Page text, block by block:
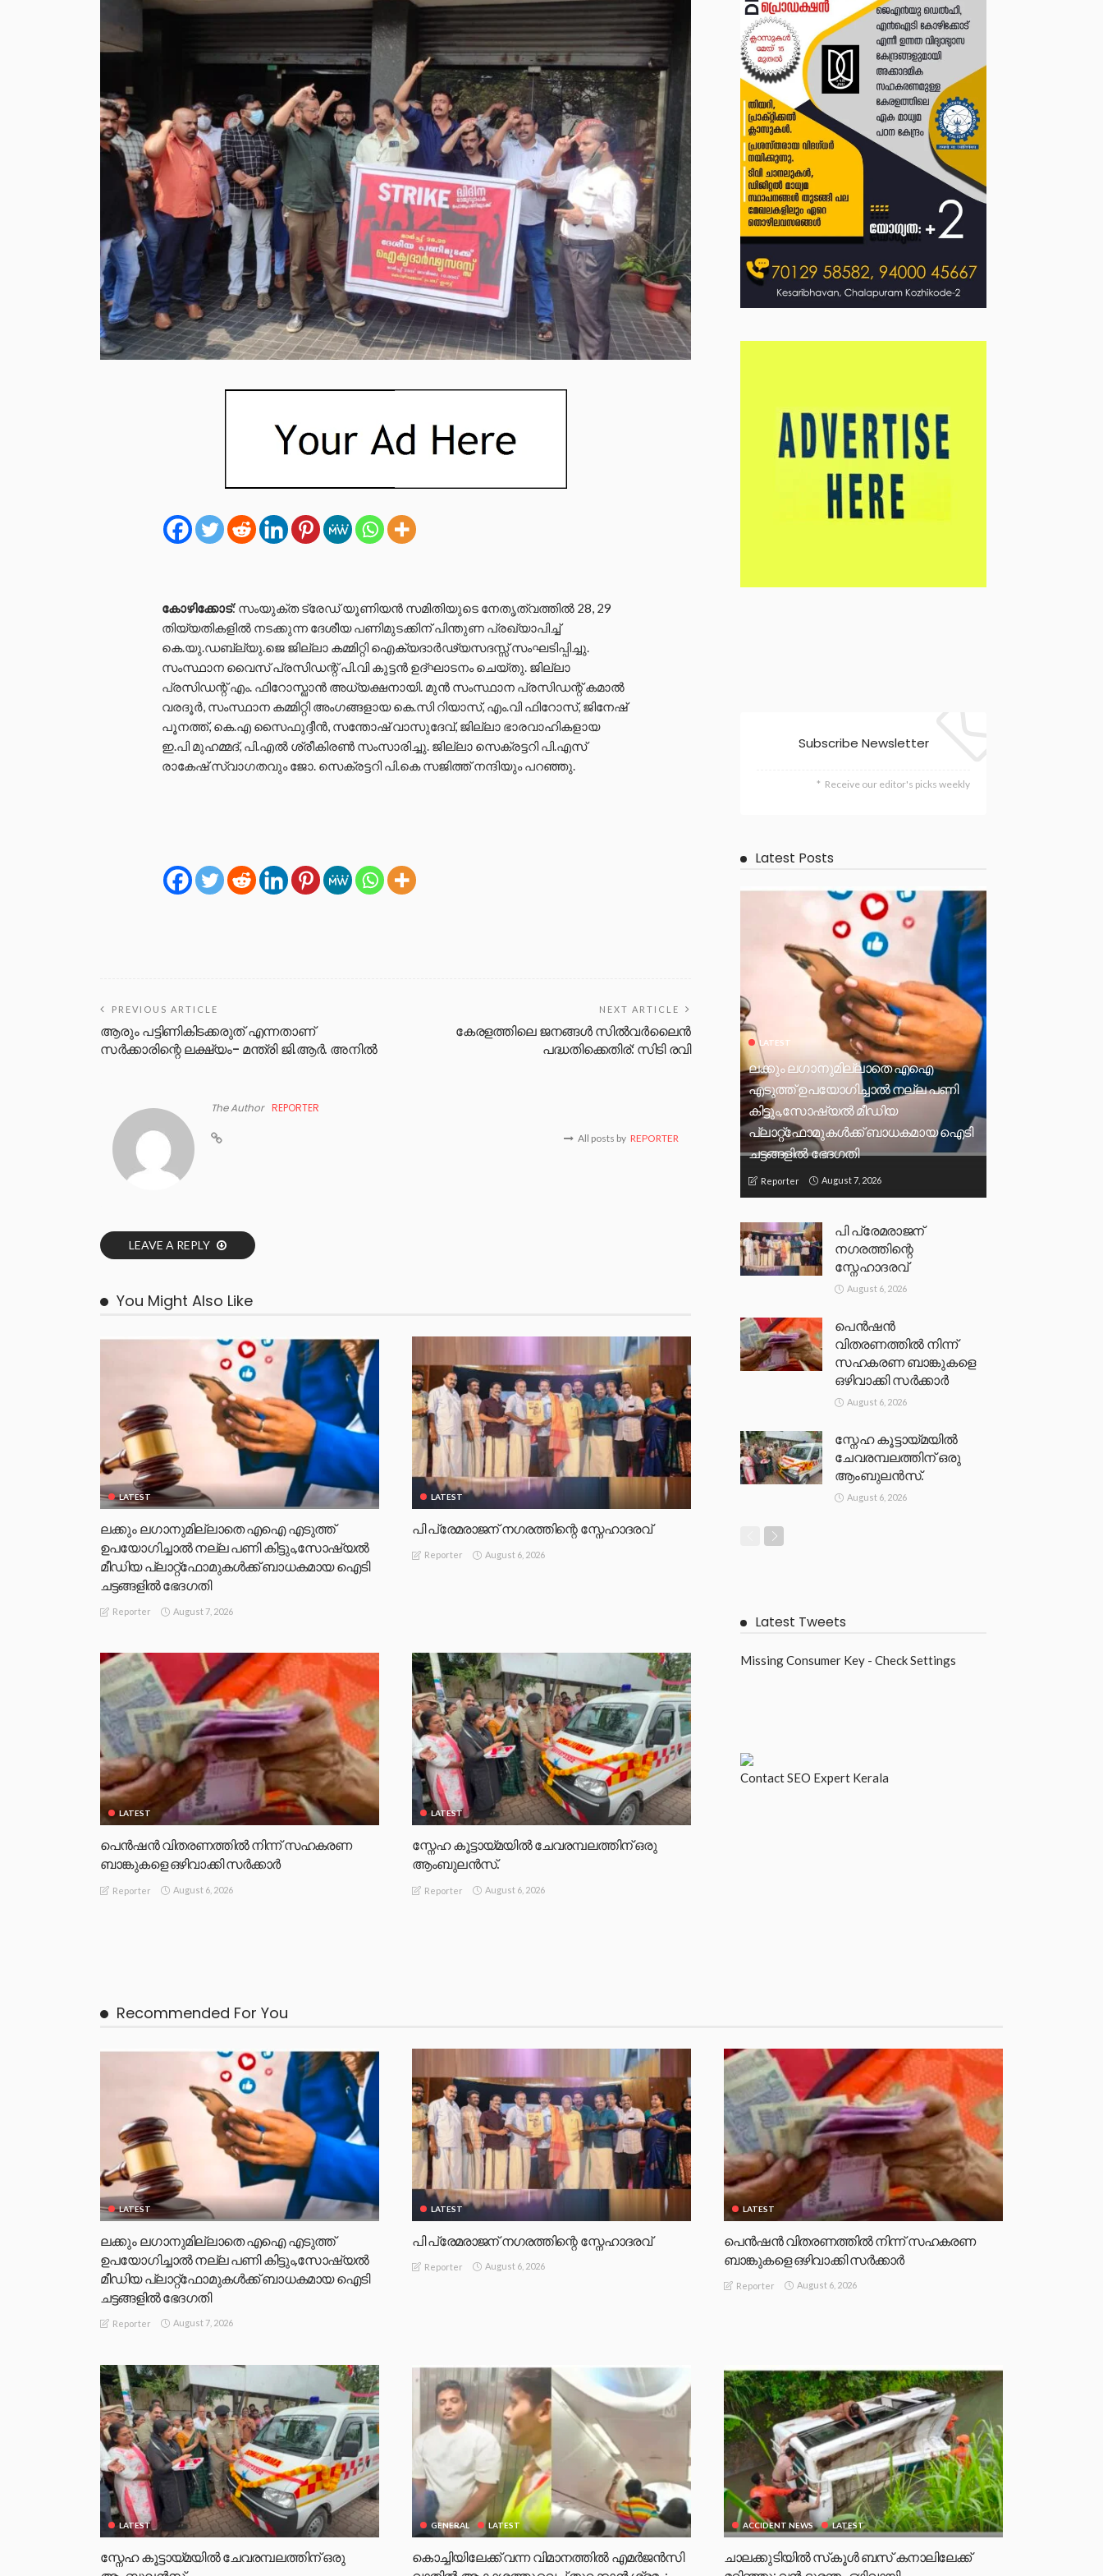
കോഴിക്കോട്: സംയുക്ത ട്രേഡ് യൂണിയന്‍ സമിതിയുടെ നേതൃത്വത്തില്‍ 28, 29
തിയ്യതികളില്‍ നടക്കുന്ന ദേശീയ പണിമുടക്കിന് പിന്തുണ പ്രഖ്യാപിച്ച്
കെ.യു.ഡബ്ല്യു.ജെ ജില്ലാ കമ്മിറ്റി ഐക്യദാര്‍ഢ്യസദസ്സ് സംഘടിപ്പിച്ചു.
സംസ്ഥാന വൈസ് പ്രസിഡന്റ് പി.വി കുട്ടന്‍ ഉദ്ഘാടനം ചെയ്തു. ജില്ലാ
പ്രസിഡന്റ് എം. ഫിറോസ്ഖാന്‍ അധ്യക്ഷനായി. മുന്‍ സംസ്ഥാന പ്രസിഡന്റ് കമാല്‍
വരദൂര്‍, സംസ്ഥാന കമ്മിറ്റി അംഗങ്ങളായ കെ.സി റിയാസ്, എം.വി ഫിറോസ്, ജിനേഷ്
പൂനത്ത്, കെ.എ സൈഫുദ്ദീന്‍, സന്തോഷ് വാസുദേവ്, ജില്ലാ ഭാരവാഹികളായ
ഇ.പി മുഹമ്മദ്, പി.എല്‍ ശ്രീകിരണ്‍ സംസാരിച്ചു. ജില്ലാ സെക്രട്ടറി പി.എസ്
രാകേഷ് സ്വാഗതവും ജോ. സെക്രട്ടറി പി.കെ സജിത്ത് നന്ദിയും പറഞ്ഞു.
PREVIOUS ARTICLE
ആരും പട്ടിണികിടക്കരുത് എന്നതാണ്
സര്‍ക്കാരിന്റെ ലക്ഷ്യം- മന്ത്രി ജി.ആര്‍. അനില്‍
NEXT ARTICLE
കേരളത്തിലെ ജനങ്ങൾ സിൽവർലൈൻ
പദ്ധതിക്കെതിര്: സിടി രവി
The Author REPORTER
All posts by REPORTER
LEAVE A REPLY
You Might Also Like
LATEST
ലക്കും ലഗാനുമില്ലാതെ എഐ എടുത്ത്
ഉപയോഗിച്ചാല്‍ നല്ല പണി കിട്ടും,സോഷ്യല്‍
മീഡിയ പ്ലാറ്റ്‌ഫോമുകള്‍ക്ക് ബാധകമായ ഐടി
ചട്ടങ്ങളില്‍ ഭേദഗതി
Reporter August 7, 2026
LATEST
പി പ്രേമരാജന് നഗരത്തിന്റെ സ്നേഹാദരവ്
Reporter August 6, 2026
LATEST
പെൻഷൻ വിതരണത്തിൽ നിന്ന് സഹകരണ
ബാങ്കുകളെ ഒഴിവാക്കി സർക്കാർ
Reporter August 6, 2026
LATEST
സ്നേഹ കൂട്ടായ്മയിൽ ചേവരമ്പലത്തിന് ഒരു
ആംബുലൻസ്.
Reporter August 6, 2026
Subscribe Newsletter
Receive our editor's picks weekly
Latest Posts
LATEST
ലക്കും ലഗാനുമില്ലാതെ എഐ
എടുത്ത് ഉപയോഗിച്ചാല്‍ നല്ല പണി
കിട്ടും,സോഷ്യല്‍ മീഡിയ
പ്ലാറ്റ്‌ഫോമുകള്‍ക്ക് ബാധകമായ ഐടി
ചട്ടങ്ങളില്‍ ഭേദഗതി
Reporter August 7, 2026
പി പ്രേമരാജന്
നഗരത്തിന്റെ
സ്നേഹാദരവ്
August 6, 2026
പെൻഷൻ
വിതരണത്തിൽ നിന്ന്
സഹകരണ ബാങ്കുകളെ
ഒഴിവാക്കി സർക്കാർ
August 6, 2026
സ്നേഹ കൂട്ടായ്മയിൽ
ചേവരമ്പലത്തിന് ഒരു
ആംബുലൻസ്.
August 6, 2026
Latest Tweets
Missing Consumer Key - Check Settings
ContactSEO Expert Kerala
Recommended For You
LATEST
ലക്കും ലഗാനുമില്ലാതെ എഐ എടുത്ത്
ഉപയോഗിച്ചാല്‍ നല്ല പണി കിട്ടും,സോഷ്യല്‍
മീഡിയ പ്ലാറ്റ്‌ഫോമുകള്‍ക്ക് ബാധകമായ ഐടി
ചട്ടങ്ങളില്‍ ഭേദഗതി
Reporter August 7, 2026
LATEST
പി പ്രേമരാജന് നഗരത്തിന്റെ സ്നേഹാദരവ്
Reporter August 6, 2026
LATEST
പെൻഷൻ വിതരണത്തിൽ നിന്ന് സഹകരണ
ബാങ്കുകളെ ഒഴിവാക്കി സർക്കാർ
Reporter August 6, 2026
LATEST
സ്നേഹ കൂട്ടായ്മയിൽ ചേവരമ്പലത്തിന് ഒരു
GENERAL LATEST
കൊച്ചിയിലേക്ക് വന്ന വിമാനത്തിൽ എമർജൻസി
ACCIDENT NEWS LATEST
ചാലക്കുടിയിൽ സ്‌കൂൾ ബസ് കനാലിലേക്ക്